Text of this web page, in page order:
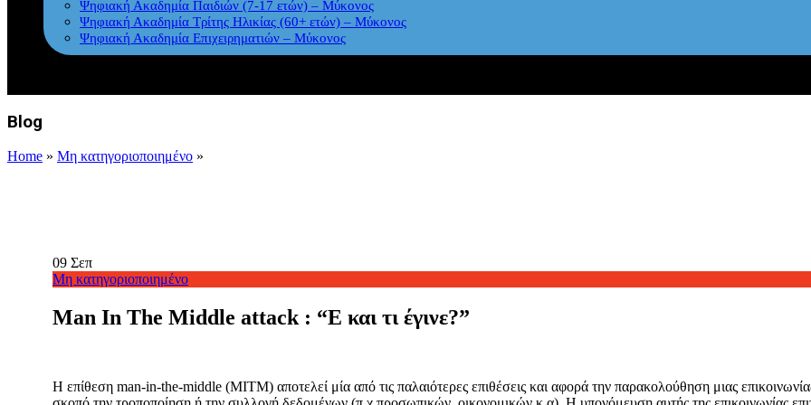
Ψηφιακή Ακαδημία Παιδιών (7-17 ετών) – Μύκονος
Ψηφιακή Ακαδημία Τρίτης Ηλικίας (60+ ετών) – Μύκονος
Ψηφιακή Ακαδημία Επιχειρηματιών – Μύκονος
Blog
Home » Μη κατηγοριοποιημένο »
09 Σεπ
Μη κατηγοριοποιημένο
Man In The Middle attack : “Ε και τι έγινε?”
H επίθεση man-in-the-middle (MITM) αποτελεί μία από τις παλαιότερες επιθέσεις και αφορά την παρακολούθηση μιας